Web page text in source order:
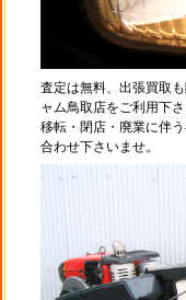
査定は無料、出張買取
ャム鳥取店をご利用下さ
移転・閉店・廃業に伴
合わせ下さいませ。